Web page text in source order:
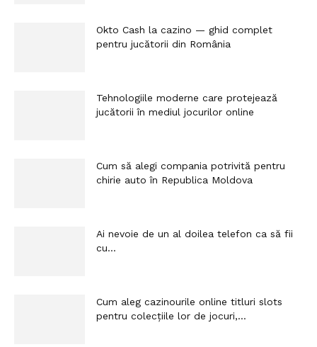
Okto Cash la cazino — ghid complet
pentru jucătorii din România
Tehnologiile moderne care protejează
jucătorii în mediul jocurilor online
Cum să alegi compania potrivită pentru
chirie auto în Republica Moldova
Ai nevoie de un al doilea telefon ca să fii
cu...
Cum aleg cazinourile online titluri slots
pentru colecțiile lor de jocuri,...